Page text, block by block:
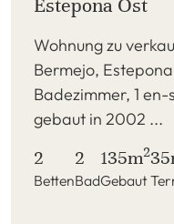
Estepona Ost
Wohnung zu
Bermejo,
Badezimmer, 1 en-
gebaut in 2002 ...
2
Betten
2
Bad
135m2
Gebaut